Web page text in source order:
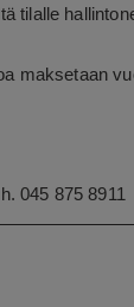
tilalle
maksetaan
045 875 8911